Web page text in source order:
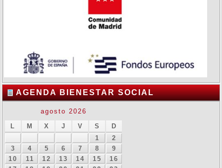
AGENDA BIENESTAR SOCIAL
agosto 2026
L
M X J V S
D
1
2
3
4 5 6 7 8
9
10
11 12 13 14 15
16